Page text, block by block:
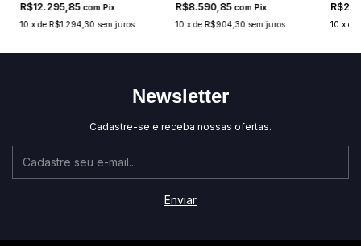
R$12.295,85 com Pix
10 xde R$1.294,30 sem juros
R$8.590,85 com Pix
10 xde R$904,30 sem juros 10 x de
Newsletter
Cadastre-se e receba nossas ofertas.